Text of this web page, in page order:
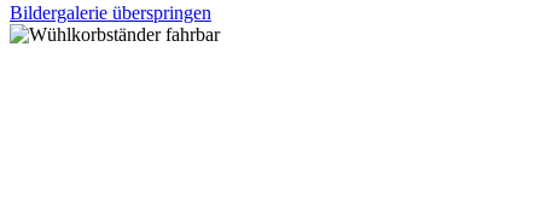
Bildergalerie überspringen